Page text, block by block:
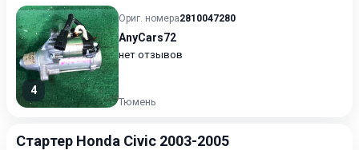
4
Ориг. номера2810047280
AnyCars72
нет отзывов
Тюмень
Стартер Honda Civic 2003-2005